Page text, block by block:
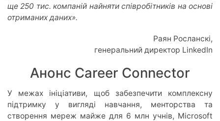
ще 250 тис. компаній найняти співробітників на основі
отриманих даних».
Раян Росланскі,
генеральний директор LinkedIn
Анонс Career Connector
У межах ініціативи, щоб забезпечити комплексну
підтримку у вигляді навчання, менторства та
створення мереж майже для 6 млн учнів, Microsoft